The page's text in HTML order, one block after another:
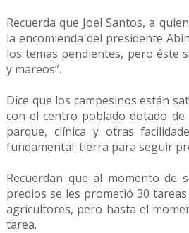
Recuerda que Joel Santos, a
la encomienda del presidente
los temas pendientes, pero éste
y mareos”.
Dice que los campesinos están
con el centro poblado dotado de
parque, clínica y otras
fundamental: tierra para seguir
Recuerdan que al momento de
predios se les prometió 30
agricultores, pero hasta el
tarea.